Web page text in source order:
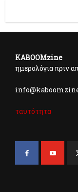
KABOOMzine
ημερολόγια πριν
ταυτότητα